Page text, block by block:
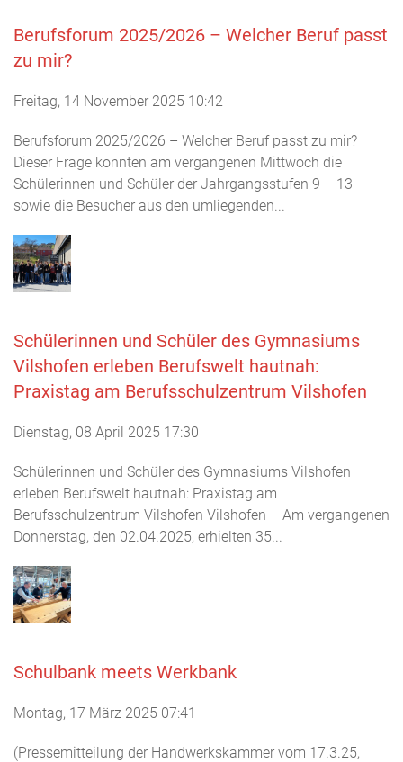
Berufsforum 2025/2026 – Welcher Beruf passt
zu mir?
Freitag, 14 November 2025 10:42
Berufsforum 2025/2026 – Welcher Beruf passt zu mir?
Dieser Frage konnten am vergangenen Mittwoch die
Schülerinnen und Schüler der Jahrgangsstufen 9 – 13
sowie die Besucher aus den umliegenden...
Schülerinnen und Schüler des Gymnasiums
Vilshofen erleben Berufswelt hautnah:
Praxistag am Berufsschulzentrum Vilshofen
Dienstag, 08 April 2025 17:30
Schülerinnen und Schüler des Gymnasiums Vilshofen
erleben Berufswelt hautnah: Praxistag am
Berufsschulzentrum Vilshofen Vilshofen – Am vergangenen
Donnerstag, den 02.04.2025, erhielten 35...
Schulbank meets Werkbank
Montag, 17 März 2025 07:41
(Pressemitteilung der Handwerkskammer vom 17.3.25,